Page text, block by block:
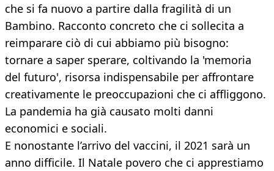
che si fa nuovo a partire dalla fragilità di un
Bambino. Racconto concreto che ci sollecita a
reimparare ciò di cui abbiamo più bisogno:
tornare a saper sperare, coltivando la 'memoria
del futuro', risorsa indispensabile per affrontare
creativamente le preoccupazioni che ci affliggono.
La pandemia ha già causato molti danni
economici e sociali.
E nonostante l’arrivo del vaccini, il 2021 sarà un
anno difficile. Il Natale povero che ci apprestiamo